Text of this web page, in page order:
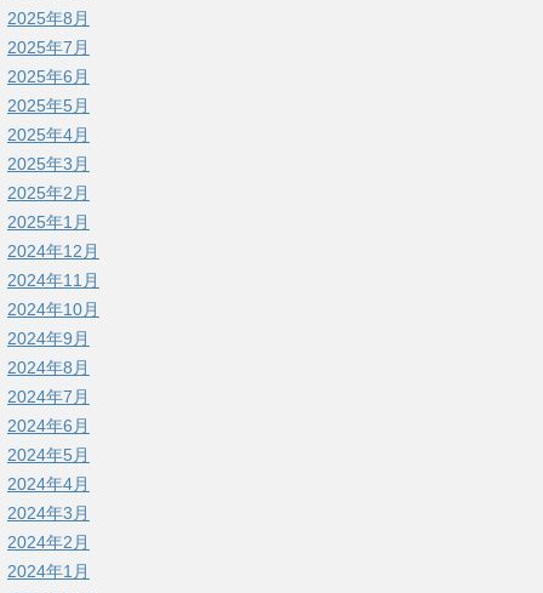
2025年8月
2025年7月
2025年6月
2025年5月
2025年4月
2025年3月
2025年2月
2025年1月
2024年12月
2024年11月
2024年10月
2024年9月
2024年8月
2024年7月
2024年6月
2024年5月
2024年4月
2024年3月
2024年2月
2024年1月